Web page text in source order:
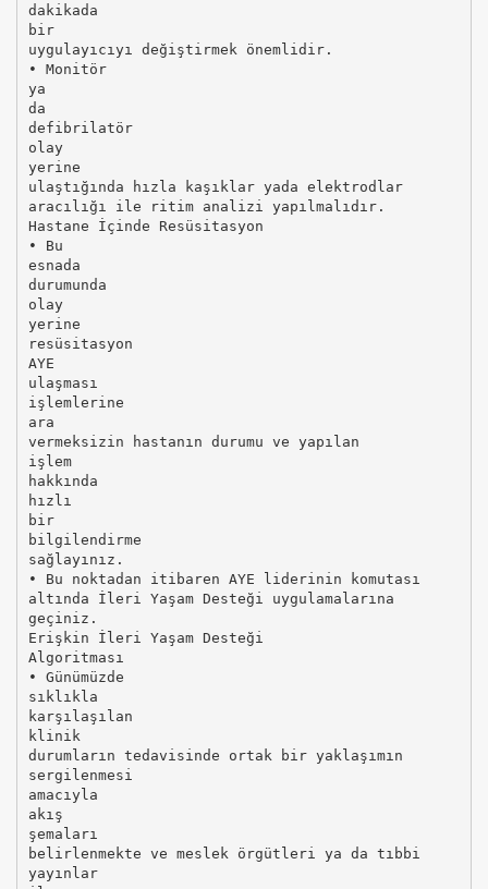
dakikada
bir
uygulayıcıyı değiştirmek önemlidir.
• Monitör
ya
da
defibrilatör
olay
yerine
ulaştığında hızla kaşıklar yada elektrodlar
aracılığı ile ritim analizi yapılmalıdır.
Hastane İçinde Resüsitasyon
• Bu
esnada
durumunda
olay
yerine
resüsitasyon
AYE
ulaşması
işlemlerine
ara
vermeksizin hastanın durumu ve yapılan
işlem
hakkında
hızlı
bir
bilgilendirme
sağlayınız.
• Bu noktadan itibaren AYE liderinin komutası
altında İleri Yaşam Desteği uygulamalarına
geçiniz.
Erişkin İleri Yaşam Desteği
Algoritması
• Günümüzde
sıklıkla
karşılaşılan
klinik
durumların tedavisinde ortak bir yaklaşımın
sergilenmesi
amacıyla
akış
şemaları
belirlenmekte ve meslek örgütleri ya da tıbbi
yayınlar